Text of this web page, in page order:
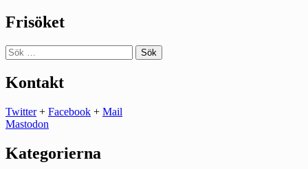
Frisöket
Sök
efter:
Kontakt
Twitter+ Facebook + Mail
Mastodon
Kategorierna